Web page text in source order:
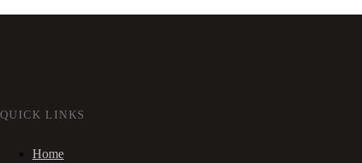
QUICK LINKS
Home